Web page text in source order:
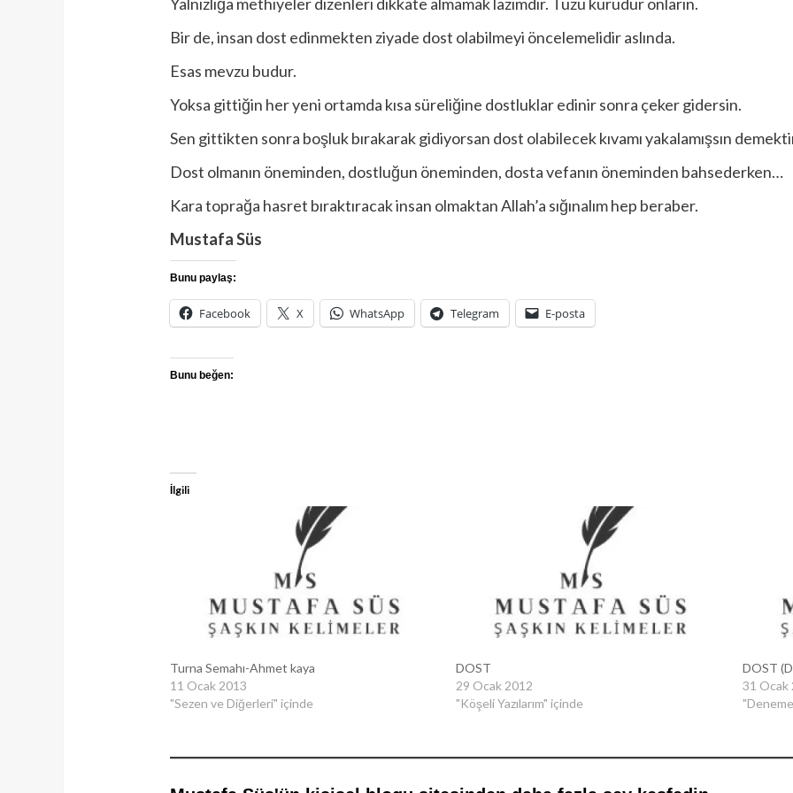
Bir de, insan dost edinmekten ziyade dost olabilmeyi öncelemelidir aslında.
Esas mevzu budur.
Yoksa gittiğin her yeni ortamda kısa süreliğine dostluklar edinir sonra çeker gidersin.
Sen gittikten sonra boşluk bırakarak gidiyorsan dost olabilecek kıvamı yakalamışsın
Dost olmanın öneminden, dostluğun öneminden, dosta vefanın öneminden bahsederken…
Kara toprağa hasret bıraktıracak insan olmaktan Allah’a sığınalım hep beraber.
Mustafa Süs
Bunu paylaş:
Facebook X WhatsApp Telegram E-posta
Bunu beğen:
İlgili
Turna Semahı-Ahmet kaya
11 Ocak 2013
"Sezen ve Diğerleri" içinde
DOST
29 Ocak 2012
"Köşeli Yazılarım" içinde
DOST
31 Ocak